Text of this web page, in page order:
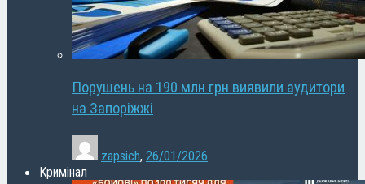
Порушень на 190 млн грн виявили аудитори
на Запоріжжі
zapsich, 26/01/2026
Кримінал